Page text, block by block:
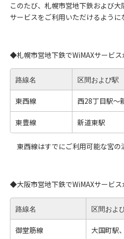
このたび、札幌市営地下鉄および
サービスをご利用いただけるように
◆札幌市営地下鉄でWiMAXサービ
路線名 区間および駅
東西線 西28丁目駅～
東豊線 新道東駅
東西線はすでにご利用可能な宮の
◆大阪市営地下鉄でWiMAXサービ
路線名 区間およ
御堂筋線 大国町駅